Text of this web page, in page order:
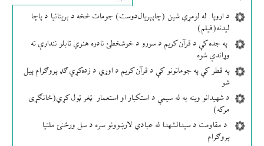
د اروپا له لومړي شین (چاپېریال‌دوست) جومات څخه د بریتانیا د پاچا
لیدنه(فیلم)
په جده کې د قرآن کریم د سورو د خوشخطئ نادره هنري تابلو نندارې ته
وړاندې شوه
په قطر کې په جوماتونو کې د قرآن کریم د اوړي د زده‌کړې ګډ پروګرام پیل
شو
د شهیدانو وینه به له سیمې د استکبار او استعمار ټغر ټول کړي(ځانګړی
مرکه)
د مقاومت د سیدالشهدا له عبادي لارښوونو سره د سل ورځنئ ملتیا
پروګرام